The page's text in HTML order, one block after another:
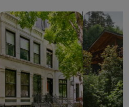
nach Ferienwohnungen oder
Suche nach